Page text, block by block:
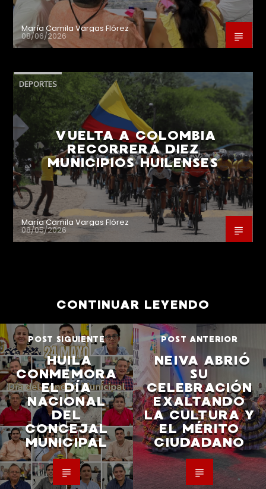
María Camila Vargas Flórez
08/06/2026
DEPORTES
VUELTA A COLOMBIA
RECORRERÁ DIEZ
MUNICIPIOS HUILENSES
María Camila Vargas Flórez
08/05/2026
CONTINUAR LEYENDO
POST SIGUIENTE
HUILA
CONMEMORA
EL DÍA
NACIONAL
DEL
CONCEJAL
MUNICIPAL
POST ANTERIOR
NEIVA ABRIÓ
SU
CELEBRACIÓN
EXALTANDO
LA CULTURA Y
EL MÉRITO
CIUDADANO